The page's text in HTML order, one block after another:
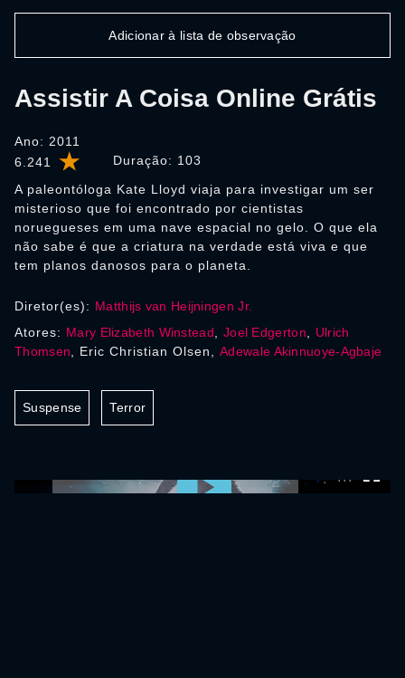
6.241 Duração: 103
Assistir A Coisa Online Grátis
Ano: 2011
A paleontóloga Kate Lloyd viaja para investigar um ser
misterioso que foi encontrado por cientistas
noruegueses em uma nave espacial no gelo. O que ela
não sabe é que a criatura na verdade está viva e que
tem planos danosos para o planeta.
Adicionar à lista de observação
Diretor(es): Matthijs van Heijningen Jr.
Atores: Mary Elizabeth Winstead Joel Edgerton
Ulrich
Thomsen , Eric Christian Olsen,Adewale Akinnuoye-Agbaje
Suspense Terror